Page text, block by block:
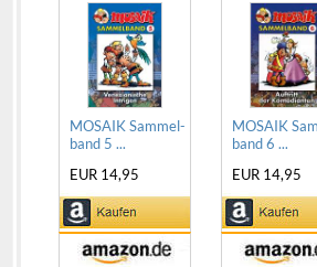
MOSAIK Sammel-
band 5 ...
EUR 14,95
MOSAIK
band 6 ...
EUR 14,95